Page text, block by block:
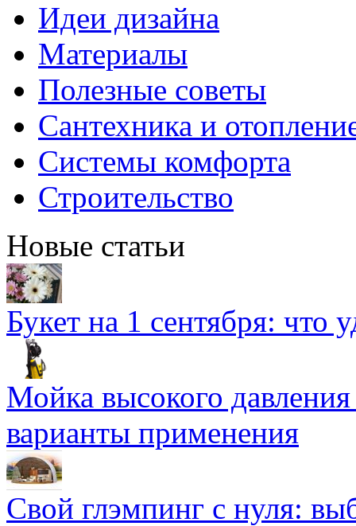
Идеи дизайна
Материалы
Полезные советы
Сантехника и
Системы комфорта
Строительство
Новые статьи
Букет на 1 сентября: что
Мойка высокого
варианты применения
Свой глэмпинг с нуля: